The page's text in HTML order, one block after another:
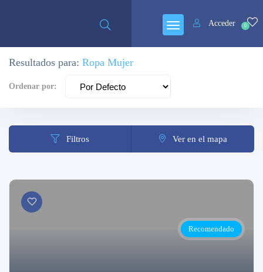
0
Acceder
Resultados para: Ropa Mujer
Ordenar por:
Filtros Ver en el mapa
Recomendado